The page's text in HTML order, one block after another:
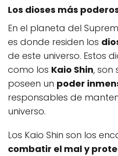
Los dioses más
En el planeta del
es donde residen los
de este universo. Estos
como los Kaio Shin, son
poseen un poder
responsables de
universo.
Los Kaio Shin son los
combatir el mal y